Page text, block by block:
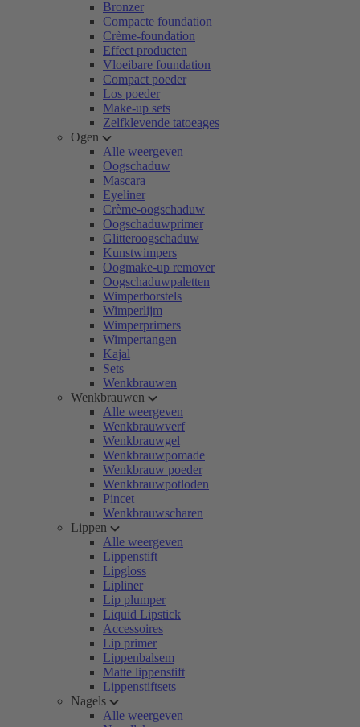
Bronzer
Compacte foundation
Crème-foundation
Effect producten
Vloeibare foundation
Compact poeder
Los poeder
Make-up sets
Zelfklevende tatoeages
Ogen
Alle weergeven
Oogschaduw
Mascara
Eyeliner
Crème-oogschaduw
Oogschaduwprimer
Glitteroogschaduw
Kunstwimpers
Oogmake-up remover
Oogschaduwpaletten
Wimperborstels
Wimperlijm
Wimperprimers
Wimpertangen
Kajal
Sets
Wenkbrauwen
Wenkbrauwen
Alle weergeven
Wenkbrauwverf
Wenkbrauwgel
Wenkbrauwpomade
Wenkbrauw poeder
Wenkbrauwpotloden
Pincet
Wenkbrauwscharen
Lippen
Alle weergeven
Lippenstift
Lipgloss
Lipliner
Lip plumper
Liquid Lipstick
Accessoires
Lip primer
Lippenbalsem
Matte lippenstift
Lippenstiftsets
Nagels
Alle weergeven